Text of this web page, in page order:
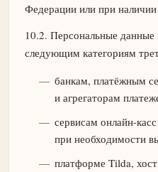
Федерации или при наличии
10.2. Персональные данные
следующим категориям
банкам, платёжным
и агрегаторам
сервисам онлайн-
при необходимости
платформе Tilda,